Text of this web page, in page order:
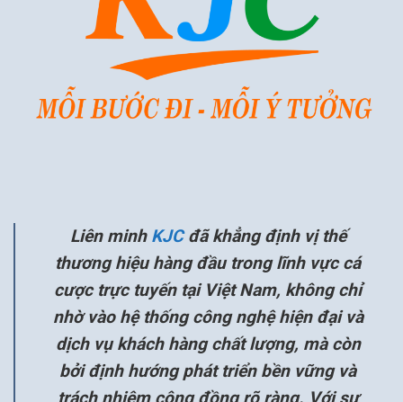
Liên minhKJCđã khẳng định vị thế
thương hiệu hàng đầu trong lĩnh vực cá
cược trực tuyến tại Việt Nam, không chỉ
nhờ vào hệ thống công nghệ hiện đại và
dịch vụ khách hàng chất lượng, mà còn
bởi định hướng phát triển bền vững và